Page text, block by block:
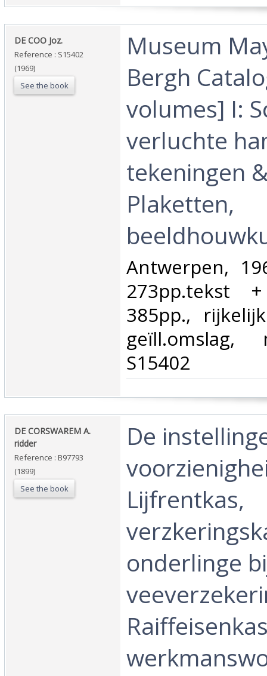
‎DE COO Joz.‎
Reference : S15402
(1969)
See the book
‎Museum
Bergh
volumes] I:
verluchte
tekeningen
Plaketten,
‎Antwerpen,
273pp.tekst
385pp.,
geïll.omslag,
S15402‎
‎DE CORSWAREM A.
ridder‎
Reference : B97793
(1899)
See the book
‎De
Lijfrentkas,
onderlinge